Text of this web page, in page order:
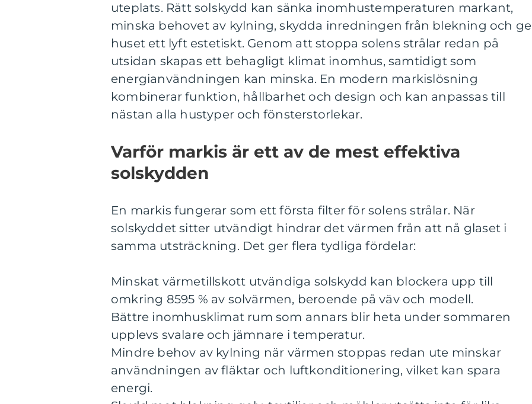
uteplats. Rätt solskydd kan sänka inomhustemperaturen markant,
minska behovet av kylning, skydda inredningen från blekning och ge
huset ett lyft estetiskt. Genom att stoppa solens strålar redan på
utsidan skapas ett behagligt klimat inomhus, samtidigt som
energianvändningen kan minska. En modern markislösning
kombinerar funktion, hållbarhet och design och kan anpassas till
nästan alla hustyper och fönsterstorlekar.
Varför markis är ett av de mest effektiva
solskydden
En markis fungerar som ett första filter för solens strålar. När
solskyddet sitter utvändigt hindrar det värmen från att nå glaset i
samma utsträckning. Det ger flera tydliga fördelar:
Minskat värmetillskott utvändiga solskydd kan blockera upp till
omkring 8595 % av solvärmen, beroende på väv och modell.
Bättre inomhusklimat rum som annars blir heta under sommaren
upplevs svalare och jämnare i temperatur.
Mindre behov av kylning när värmen stoppas redan ute minskar
användningen av fläktar och luftkonditionering, vilket kan spara
energi.